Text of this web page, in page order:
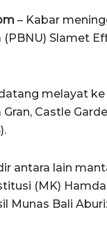
– Kabar
(PBNU) Slamet
melayat
Castle
antara lain
(MK)
Munas Bali